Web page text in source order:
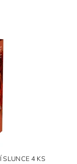
SLUNCE 4 KS